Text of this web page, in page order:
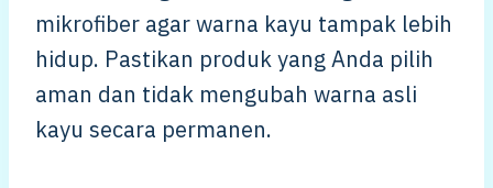
mikrofiber agar warna kayu tampak lebih
hidup. Pastikan produk yang Anda pilih
aman dan tidak mengubah warna asli
kayu secara permanen.